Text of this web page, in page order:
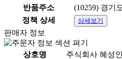
반품주소
(10259) 경기
정책 상세
상세보기
판매자 정보
상호명
주식회사 혜성